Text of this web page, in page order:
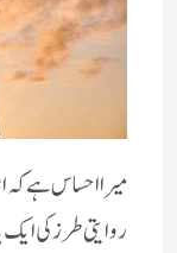
میرا احساس ہے کہ
روایتی طرز کی ایک